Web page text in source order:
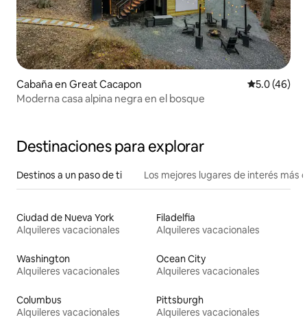
Cabaña en Great Cacapon Calificación
5.0 (46)
Moderna casa alpina negra en el bosque
Destinaciones para explorar
Destinos a un paso de ti Los mejores lugares de interés más
Ciudad de Nueva York
Alquileres vacacionales
Filadelfia
Alquileres vacacionales
Washington
Alquileres vacacionales
Ocean City
Alquileres vacacionales
Columbus
Alquileres vacacionales
Pittsburgh
Alquileres vacacionales